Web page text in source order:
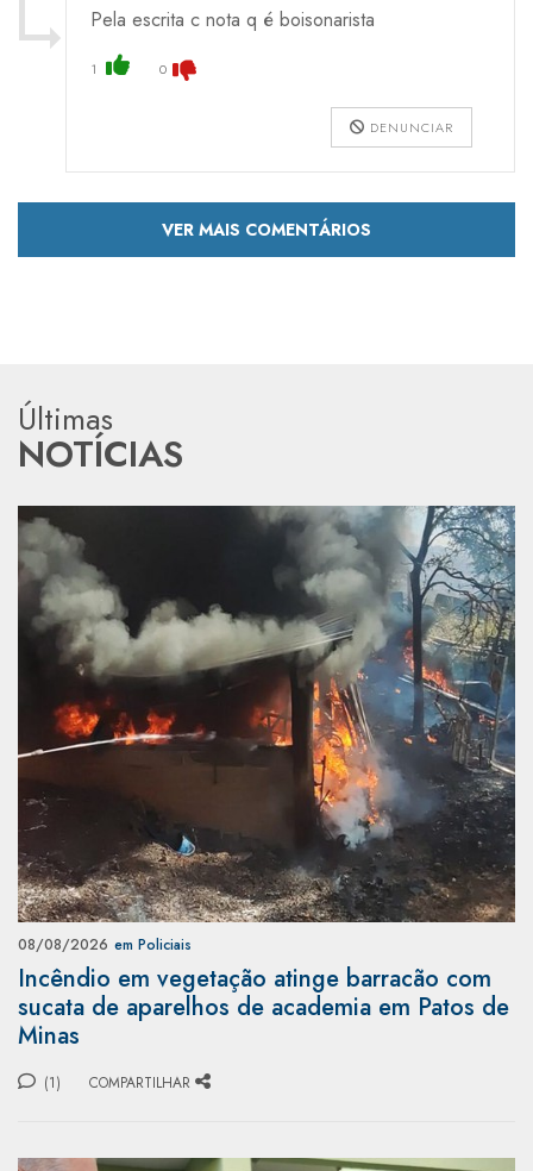
Pela escrita c nota q é boisonarista
1 0
DENUNCIAR
VER MAIS COMENTÁRIOS
Últimas
NOTÍCIAS
08/08/2026 em Policiais
Incêndio em vegetação atinge barracão com
sucata de aparelhos de academia em Patos de
Minas
(1) COMPARTILHAR